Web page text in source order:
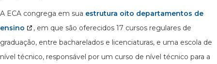
A ECA congrega em sua estrutura oito departamentos de
ensino
, em que são oferecidos 17 cursos regulares de
graduação, entre bacharelados e licenciaturas, e uma escola de
nível técnico, responsável por um curso de nível técnico para a